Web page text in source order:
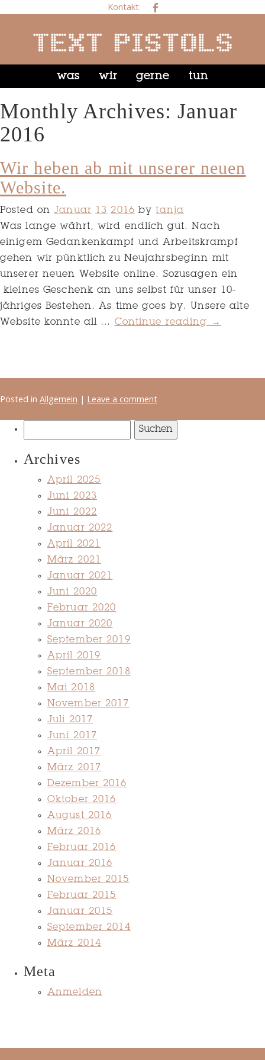
Kontakt
was wir gerne tun
Monthly Archives: Januar
2016
Wir heben ab mit unserer neuen
Website.
Posted on Januar 13 2016 by tanja
Was lange währt, wird endlich gut. Nach
einigem Gedankenkampf und Arbeitskrampf
gehen wir pünktlich zu Neujahrsbeginn mit
unserer neuen Website online. Sozusagen ein
kleines Geschenk an uns selbst für unser 10-
jähriges Bestehen. As time goes by. Unsere alte
Website konnte all … Continue reading →
Posted in Allgemein | Leave a comment
Archives
April 2025
Juni 2023
Juni 2022
Januar 2022
April 2021
März 2021
Januar 2021
Juni 2020
Februar 2020
Januar 2020
September 2019
April 2019
September 2018
Mai 2018
November 2017
Juli 2017
Juni 2017
April 2017
März 2017
Dezember 2016
Oktober 2016
August 2016
März 2016
Februar 2016
Januar 2016
November 2015
Februar 2015
Januar 2015
September 2014
März 2014
Meta
Anmelden